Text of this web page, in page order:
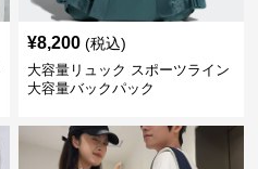
¥8,200 (税込)
大容量リュック スポーツライン
大容量バックパック